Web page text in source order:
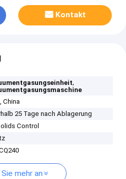
Kontakt
,
China
25 Tage nach Ablagerung
Control
mehr an